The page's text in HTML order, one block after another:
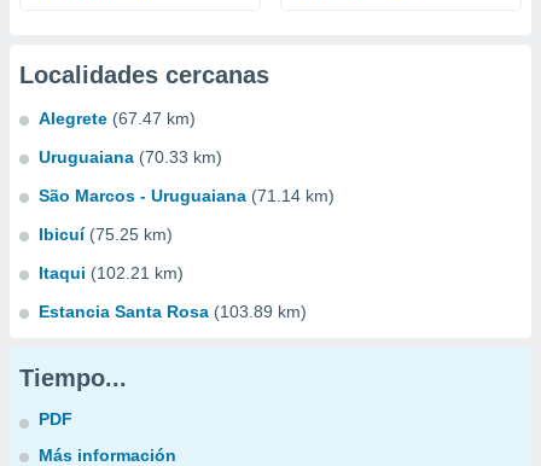
Localidades cercanas
Alegrete (67.47 km)
Uruguaiana (70.33 km)
São Marcos - Uruguaiana (71.14 km)
Ibicuí (75.25 km)
Itaqui (102.21 km)
Estancia Santa Rosa (103.89 km)
Tiempo...
PDF
Más información